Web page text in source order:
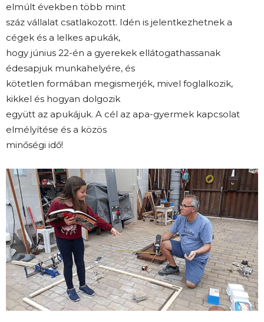
elmúlt években több mint
száz vállalat csatlakozott. Idén is jelentkezhetnek a
cégek és a lelkes apukák,
hogy június 22-én a gyerekek ellátogathassanak
édesapjuk munkahelyére, és
kötetlen formában megismerjék, mivel foglalkozik,
kikkel és hogyan dolgozik
együtt az apukájuk. A cél az apa-gyermek kapcsolat
elmélyítése és a közös
minőségi idő!